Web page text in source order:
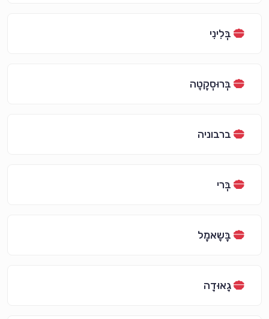
בְּלִינִי
בְּרוּסְקֶטָה
ברבוניה
בְּרי
בֶּשָאמֶל
גָאוּדָה